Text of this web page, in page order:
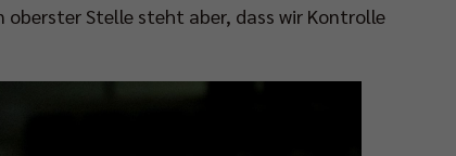
Stelle steht aber, dass wir Kontrolle